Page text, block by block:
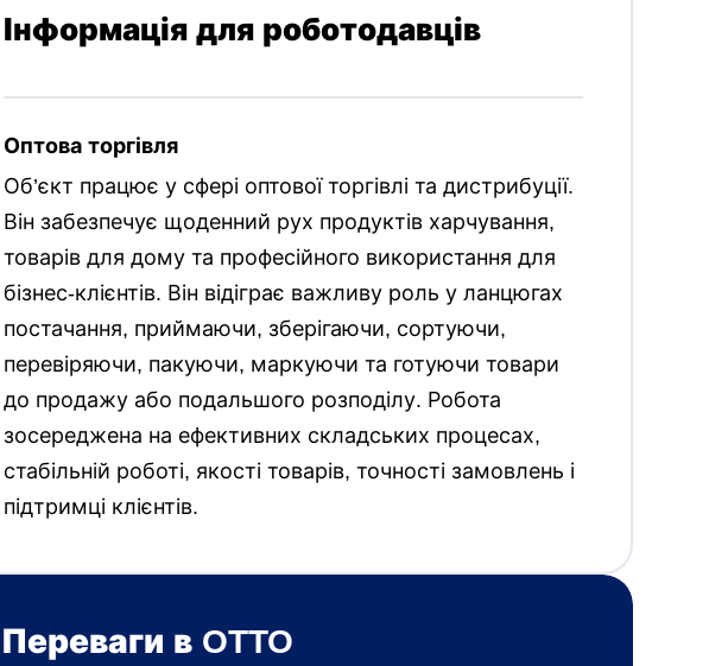
Інформація для роботодавців
Оптова торгівля
Об’єкт працює у сфері оптової торгівлі та дистрибуції.
Він забезпечує щоденний рух продуктів харчування,
товарів для дому та професійного використання для
бізнес-клієнтів. Він відіграє важливу роль у ланцюгах
постачання, приймаючи, зберігаючи, сортуючи,
перевіряючи, пакуючи, маркуючи та готуючи товари
до продажу або подальшого розподілу. Робота
зосереджена на ефективних складських процесах,
стабільній роботі, якості товарів, точності замовлень і
підтримці клієнтів.
Переваги в OTTO